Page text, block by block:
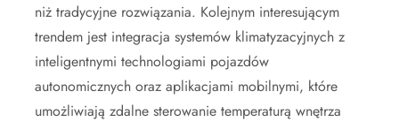
niż tradycyjne rozwiązania. Kolejnym interesującym
trendem jest integracja systemów klimatyzacyjnych z
inteligentnymi technologiami pojazdów
autonomicznych oraz aplikacjami mobilnymi, które
umożliwiają zdalne sterowanie temperaturą wnętrza